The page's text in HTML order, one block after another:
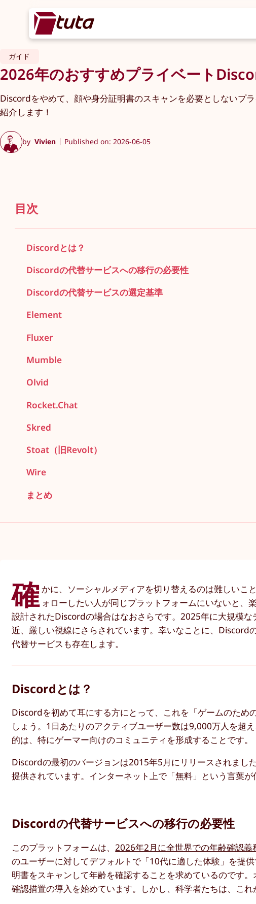
ガイド
2026年のおすすめプライベート
Discordをやめて、顔や身分証明書のスキャンを必要としないプ
紹介します！
by Vivien Published on: 2026-06-05
目次
Discordとは？
Discordの代替サービスへの移行の必要性
Discordの代替サービスの選定基準
Element
Fluxer
Mumble
Olvid
Rocket.Chat
Skred
Stoat（旧Revolt）
Wire
まとめ
確 かに、ソーシャルメディアを切り替えるのは難しいこ
ォローしたい人が同じプラットフォームにいないと、
設計されたDiscordの場合はなおさらです。2025年に大規模
近、厳しい視線にさらされています。幸いなことに、Discord
代替サービスも存在します。
Discordとは？
Discordを初めて耳にする方にとって、これを「ゲームのた
しょう。1日あたりのアクティブユーザー数は9,000万人を超
的は、特にゲーマー向けのコミュニティを形成することです。
Discordの最初のバージョンは2015年5月にリリースされまし
提供されています。インターネット上で「無料」という言葉
Discordの代替サービスへの移行の必要性
このプラットフォームは、 2026年2月に全世界での年齢確認義
のユーザーに対してデフォルトで「10代に適した体験」を提
明書をスキャンして年齢を確認することを求めているのです
確認措置の導入を始めています。しかし、科学者たちは、こ